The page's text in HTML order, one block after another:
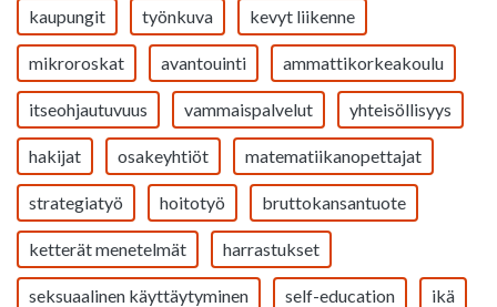
kaupungit työnkuva kevyt liikenne
mikroroskat avantouinti ammattikorkeakoulu
itseohjautuvuus vammaispalvelut yhteisöllisyys
hakijat osakeyhtiöt matematiikanopettajat
strategiatyö hoitotyö bruttokansantuote
ketterät menetelmät harrastukset
seksuaalinen käyttäytyminen self-education ikä